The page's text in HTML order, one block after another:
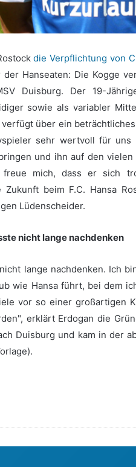
die Verpflichtung von
Hanseaten: Die Kogge
Duisburg. Der 19-
sowie als variabler
über ein
sehr wertvoll für uns
und ihn auf den
mich, dass er sich
beim F.C. Hansa
Lüdenscheider.
nicht lange nachdenken
lange nachdenken. Ich
wie Hansa führt, bei dem
vor so einer großartigen
erklärt Erdogan die
Duisburg und kam in der